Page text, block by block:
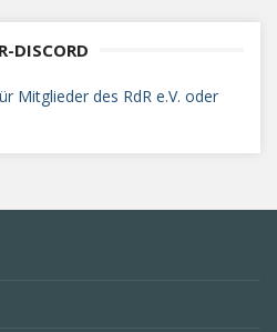
DISCORD
Mitglieder des RdR e.V. oder